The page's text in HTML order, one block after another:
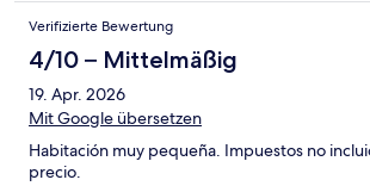
Verifizierte Bewertung
4/10 – Mittelmäßig
19. Apr. 2026
Mit Google übersetzen
Habitación muy pequeña. Impuestos no
precio.